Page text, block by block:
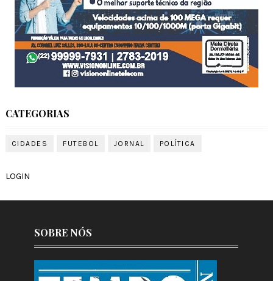
CATEGORIAS
CIDADES FUTEBOL JORNAL POLÍTICA
LOGIN
SOBRE NÓS